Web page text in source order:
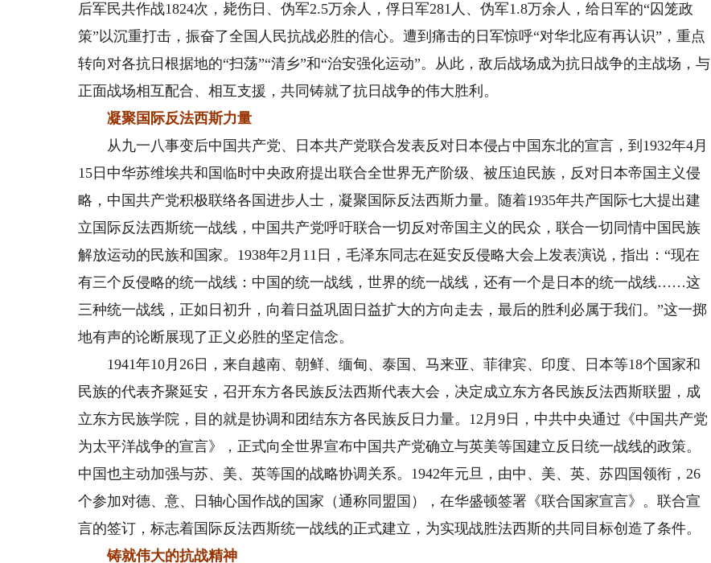
后军民共作战1824次，毙伤日、伪军2.5万余人，俘日军281人、伪军1.8万余人，给日军的“囚笼政
策”以沉重打击，振奋了全国人民抗战必胜的信心。遭到痛击的日军惊呼“对华北应有再认识”，重点
转向对各抗日根据地的“扫荡”“清乡”和“治安强化运动”。从此，敌后战场成为抗日战争的主战场，与
正面战场相互配合、相互支援，共同铸就了抗日战争的伟大胜利。
凝聚国际反法西斯力量
从九一八事变后中国共产党、日本共产党联合发表反对日本侵占中国东北的宣言，到1932年4月
15日中华苏维埃共和国临时中央政府提出联合全世界无产阶级、被压迫民族，反对日本帝国主义侵
略，中国共产党积极联络各国进步人士，凝聚国际反法西斯力量。随着1935年共产国际七大提出建
立国际反法西斯统一战线，中国共产党呼吁联合一切反对帝国主义的民众，联合一切同情中国民族
解放运动的民族和国家。1938年2月11日，毛泽东同志在延安反侵略大会上发表演说，指出：“现在
有三个反侵略的统一战线：中国的统一战线，世界的统一战线，还有一个是日本的统一战线……这
三种统一战线，正如日初升，向着日益巩固日益扩大的方向走去，最后的胜利必属于我们。”这一掷
地有声的论断展现了正义必胜的坚定信念。
1941年10月26日，来自越南、朝鲜、缅甸、泰国、马来亚、菲律宾、印度、日本等18个国家和
民族的代表齐聚延安，召开东方各民族反法西斯代表大会，决定成立东方各民族反法西斯联盟，成
立东方民族学院，目的就是协调和团结东方各民族反日力量。12月9日，中共中央通过《中国共产党
为太平洋战争的宣言》，正式向全世界宣布中国共产党确立与英美等国建立反日统一战线的政策。
中国也主动加强与苏、美、英等国的战略协调关系。1942年元旦，由中、美、英、苏四国领衔，26
个参加对德、意、日轴心国作战的国家（通称同盟国），在华盛顿签署《联合国家宣言》。联合宣
言的签订，标志着国际反法西斯统一战线的正式建立，为实现战胜法西斯的共同目标创造了条件。
铸就伟大的抗战精神